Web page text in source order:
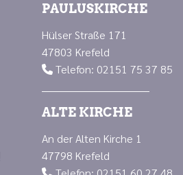
PAULUSKIRCHE
Hülser Straße 171
47803 Krefeld
Telefon: 02151 75 37 85
ALTE KIRCHE
An der Alten Kirche 1
47798 Krefeld
